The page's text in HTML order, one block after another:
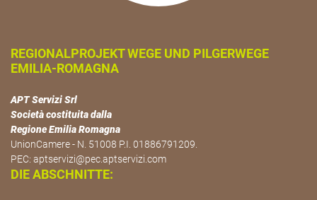
REGIONALPROJEKT WEGE UND PILGERWEGE
EMILIA-ROMAGNA
APT Servizi Srl
Società costituita dalla
Regione Emilia Romagna
UnionCamere - N. 51008 P.I. 01886791209.
PEC: aptservizi@pec.aptservizi.com
DIE ABSCHNITTE: